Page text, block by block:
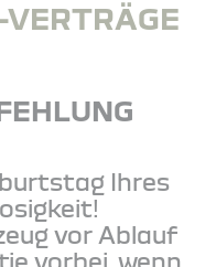
VERTRÄGE
Ihres
vor Ablauf
vorbei, wenn